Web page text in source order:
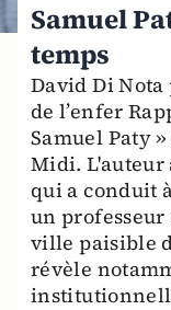
Samuel
temps
David Di Nota
de l’enfer
Samuel Paty
Midi.
qui a conduit
un professeur
ville paisible
révèle